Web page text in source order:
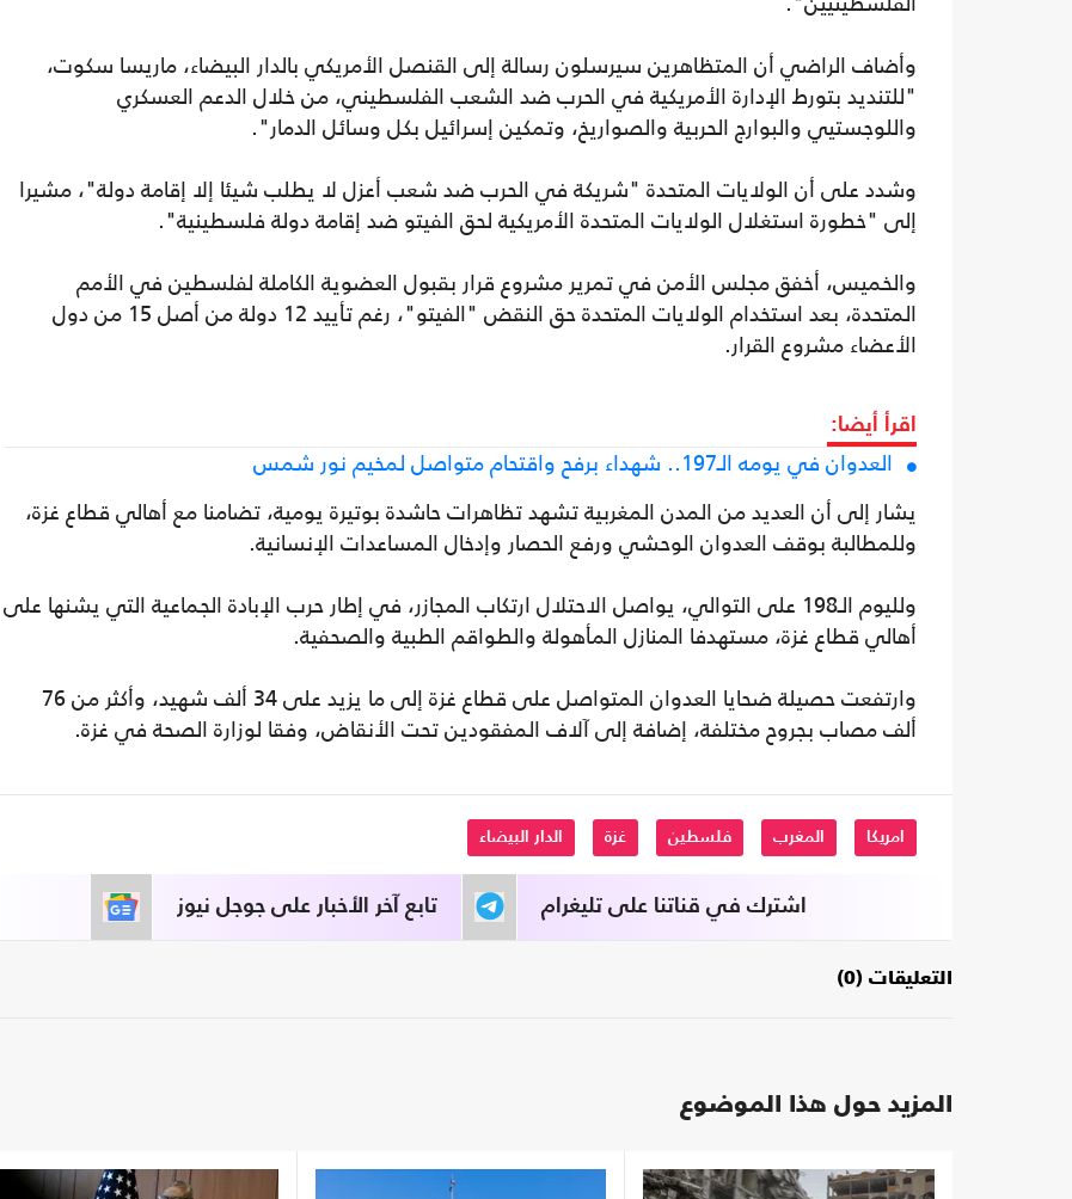
وأضاف الراضي أن المتظاهرين سيرسلون رسالة إلى القنصل الأمريكي بالدار البيضاء، ماريسا سكوت،
"للتنديد بتورط الإدارة الأمريكية في الحرب ضد الشعب الفلسطيني، من خلال الدعم العسكري
واللوجستيي والبوارج الحربية والصواريخ، وتمكين إسرائيل بكل وسائل الدمار".
وشدد على أن الولايات المتحدة "شريكة في الحرب ضد شعب أعزل لا يطلب شيئا إلا إقامة دولة"، مشيرا
إلى "خطورة استغلال الولايات المتحدة الأمريكية لحق الفيتو ضد إقامة دولة فلسطينية".
والخميس، أخفق مجلس الأمن في تمرير مشروع قرار بقبول العضوية الكاملة لفلسطين في الأمم
المتحدة، بعد استخدام الولايات المتحدة حق النقض "الفيتو"، رغم تأييد 12 دولة من أصل 15 من دول
الأعضاء مشروع القرار.
اقرأ أيضا:
العدوان في يومه الـ197.. شهداء برفح واقتحام متواصل لمخيم نور شمس
يشار إلى أن العديد من المدن المغربية تشهد تظاهرات حاشدة بوتيرة يومية، تضامنا مع أهالي قطاع غزة،
وللمطالبة بوقف العدوان الوحشي ورفع الحصار وإدخال المساعدات الإنسانية.
ولليوم الـ198 على التوالي، يواصل الاحتلال ارتكاب المجازر، في إطار حرب الإبادة الجماعية التي يشنها على
أهالي قطاع غزة، مستهدفا المنازل المأهولة والطواقم الطبية والصحفية.
وارتفعت حصيلة ضحايا العدوان المتواصل على قطاع غزة إلى ما يزيد على 34 ألف شهيد، وأكثر من 76
ألف مصاب بجروح مختلفة، إضافة إلى آلاف المفقودين تحت الأنقاض، وفقا لوزارة الصحة في غزة.
امريكا المغرب فلسطين غزة الدار البيضاء
تابع آخر الأخبار على جوجل نيوز اشترك في قناتنا على تليغرام
التعليقات (0)
المزيد حول هذا الموضوع